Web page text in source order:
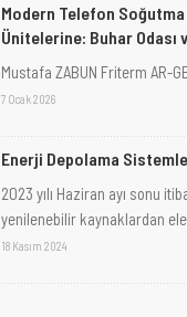
Modern Telefon
Ünitelerine: Buhar Odası
Mustafa ZABUN Friterm AR-
7 Ocak 2026
Enerji Depolama
2023 yılı Haziran ayı sonu
yenilenebilir kaynaklardan
18 Kasım 2024